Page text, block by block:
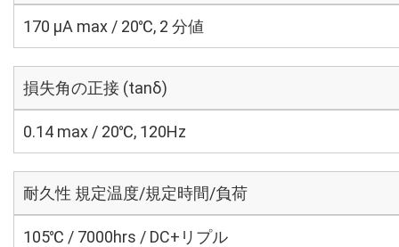
170 μA max / 20℃, 2 分値
損失角の正接 (tanδ)
0.14 max / 20℃, 120Hz
耐久性 規定温度/規定時間/負荷
105℃ / 7000hrs / DC+リプル